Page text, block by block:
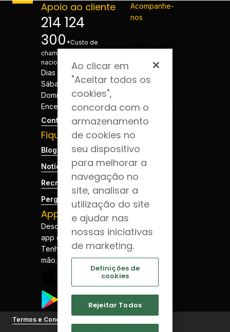
Apoio ao cliente
214 124
300 *Custo de
chamada para a rede fixa
nacional
Dias úteis - 08h às 20h
Sábados - 08h às 20h
Domingos e Feriados -
Encerrado
Contactos
Fique por dentro
Blog da Saúde
Notícias
Recrutamento
Perguntas Frequentes
App JCS
Descarregue a nossa
app gratuitamente.
Tenha a sua saúde à
mão.
Acompanhe-
nos
Termos e Condições
©
Joaquim
Ao clicar em
"Aceitar todos os
cookies",
concorda com o
armazenamento
de cookies no
seu dispositivo
para melhorar a
navegação no
site, analisar a
utilização do site
e ajudar nas
nossas iniciativas
de marketing.
Definições de
cookies
Rejeitar Todos